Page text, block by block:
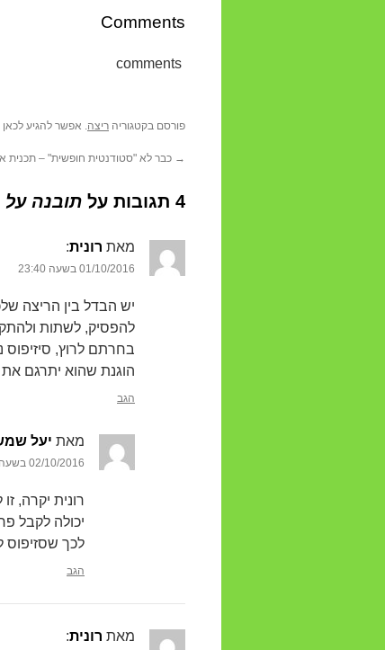
Comments
פורסם בקטגוריה ריצה. אפשר להגיע לכאן
→ כבר לא "סטודנטית חופשית" – תכנית
4 תגובות על תובנה על
מאת רונית‏:
01/10/2016 בשעה 23:40
יש הבדל בין הריצה
להפסיק, לשתות
בחרתם לרוץ,
הוגנת שהוא יתרגם
הגב
מאת יעל
02/10/2016 בשעה 8:11
רונית יקרה,
יכולה לקבל
לכך שסזיפוס
הגב
מאת רונית‏: